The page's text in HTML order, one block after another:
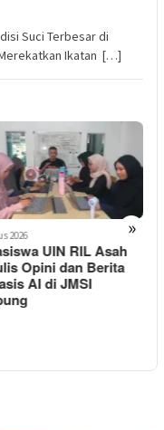
Suci Terbesar di
Ikatan […]
»
2026
Menjabat Kapolres
Selatan, Bongkar
Terima Kasih